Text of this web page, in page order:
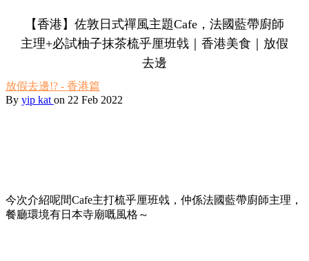
【香港】佐敦日式禪風主題Cafe，法國藍帶廚師
主理+必試柚子抹茶梳乎厘班㦸｜香港美食｜放假
去邊
放假去邊!? - 香港篇
By yip kat on 22 Feb 2022
今次介紹呢間Cafe主打梳乎厘班㦸，仲係法國藍帶廚師主理，
餐廳環境有日本寺廟嘅風格～